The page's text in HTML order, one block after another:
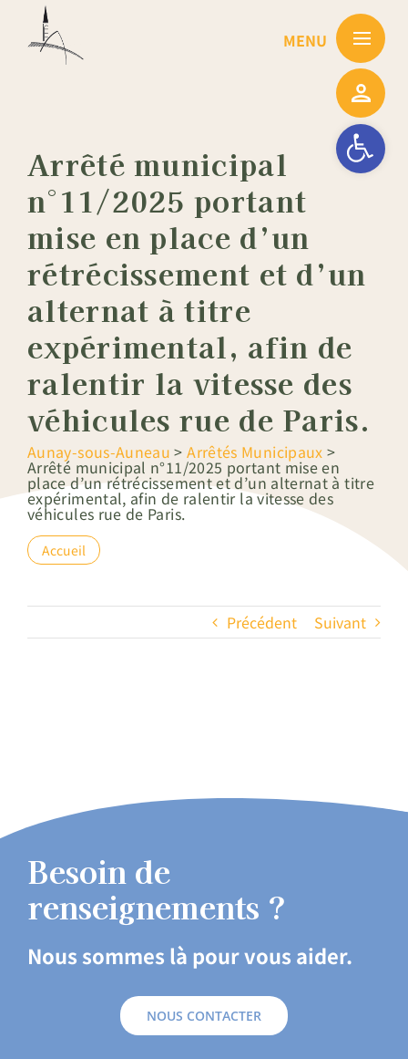
Ouvrir la
Arrêté municipal
n°11/2025 portant
mise en place d’un
rétrécissement et d’un
alternat à titre
expérimental, afin de
ralentir la vitesse des
véhicules rue de Paris.
Aunay-sous-Auneau >Arrêtés Municipaux >
Arrêté municipal n°11/2025 portant mise en
place d’un rétrécissement et d’un alternat à titre
expérimental, afin de ralentir la vitesse des
véhicules rue de Paris.
Accueil
Précédent Suivant
Besoin de
renseignements ?
Nous sommes là pour vous aider.
NOUS CONTACTER